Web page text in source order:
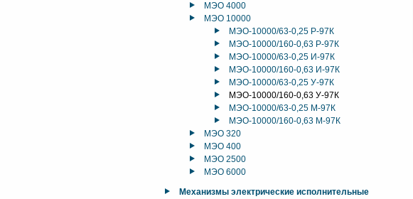
МЭО 4000
МЭО 10000
МЭО-10000/63-0,25 Р-97К
МЭО-10000/160-0,63 Р-97К
МЭО-10000/63-0,25 И-97К
МЭО-10000/160-0,63 И-97К
МЭО-10000/63-0,25 У-97К
МЭО-10000/160-0,63 У-97К
МЭО-10000/63-0,25 М-97К
МЭО-10000/160-0,63 М-97К
МЭО 320
МЭО 400
МЭО 2500
МЭО 6000
Механизмы электрические исполнительные